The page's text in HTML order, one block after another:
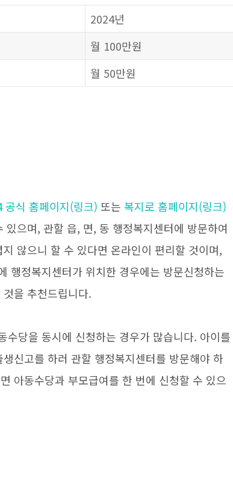
2024년
월 100만원
월 50만원
공식 홈페이지(링크) 또는 복지로 홈페이지(링크)
으며, 관할 읍, 면, 동 행정복지센터에 방문하여
않으니 할 수 있다면 온라인이 편리할 것이며,
행정복지센터가 위치한 경우에는 방문신청하는
을 추천드립니다.
당을 동시에 신청하는 경우가 많습니다. 아이를
신고를 하러 관할 행정복지센터를 방문해야 하
아동수당과 부모급여를 한 번에 신청할 수 있으